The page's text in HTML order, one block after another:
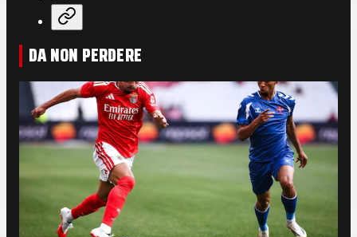
DA NON PERDERE